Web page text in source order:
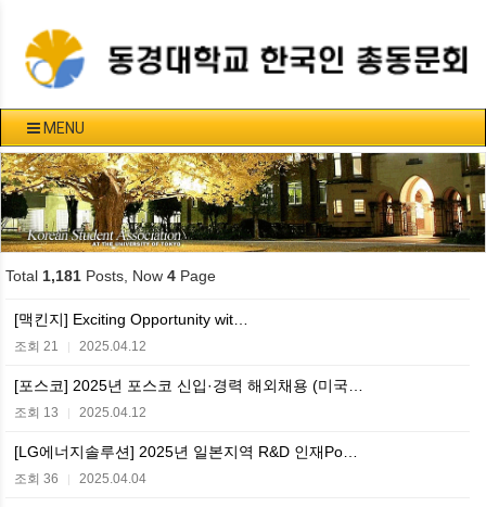
MENU
Total 1,181 Posts, Now 4 Page
[맥킨지] Exciting Opportunity wit…
조회 21 | 2025.04.12
[포스코] 2025년 포스코 신입·경력 해외채용 (미국…
조회 13 | 2025.04.12
[LG에너지솔루션] 2025년 일본지역 R&D 인재Po…
조회 36 | 2025.04.04